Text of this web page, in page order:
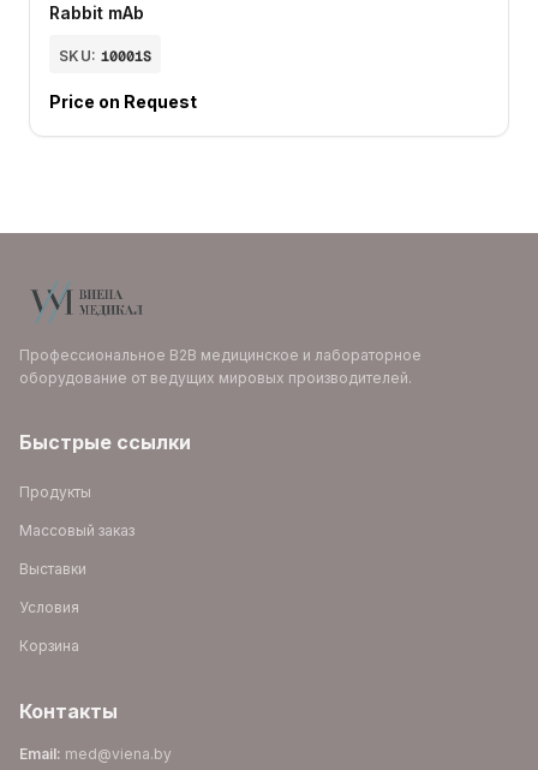
Rabbit mAb
SKU: 10001S
Price on Request
Профессиональное B2B медицинское и лабораторное
оборудование от ведущих мировых производителей.
Быстрые ссылки
Продукты
Массовый заказ
Выставки
Условия
Корзина
Контакты
Email: med@viena.by